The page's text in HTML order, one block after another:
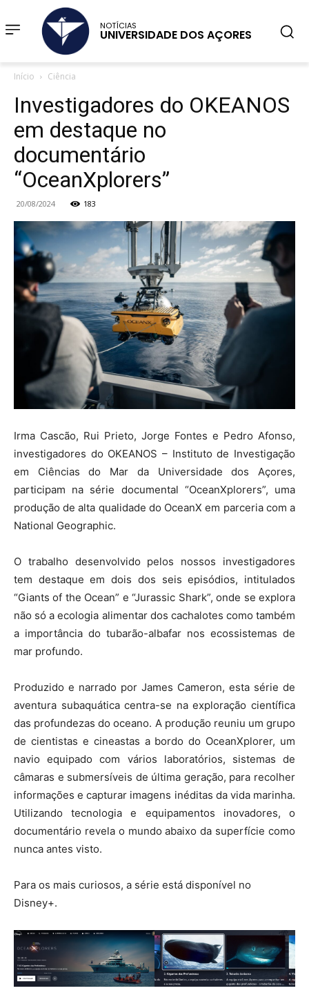
NOTÍCIAS
UNIVERSIDADE DOS AÇORES
Início Ciência
Investigadores do OKEANOS
em destaque no
documentário
“OceanXplorers”
20/08/2024 183
Irma Cascão, Rui Prieto, Jorge Fontes e Pedro Afonso,
investigadores do OKEANOS – Instituto de Investigação
em Ciências do Mar da Universidade dos Açores,
participam na série documental “OceanXplorers”, uma
produção de alta qualidade do OceanX em parceria com a
National Geographic.
O trabalho desenvolvido pelos nossos investigadores
tem destaque em dois dos seis episódios, intitulados
“Giants of the Ocean” e “Jurassic Shark”, onde se explora
não só a ecologia alimentar dos cachalotes como também
a importância do tubarão-albafar nos ecossistemas de
mar profundo.
Produzido e narrado por James Cameron, esta série de
aventura subaquática centra-se na exploração científica
das profundezas do oceano. A produção reuniu um grupo
de cientistas e cineastas a bordo do OceanXplorer, um
navio equipado com vários laboratórios, sistemas de
câmaras e submersíveis de última geração, para recolher
informações e capturar imagens inéditas da vida marinha.
Utilizando tecnologia e equipamentos inovadores, o
documentário revela o mundo abaixo da superfície como
nunca antes visto.
Para os mais curiosos, a série está disponível no
Disney+.